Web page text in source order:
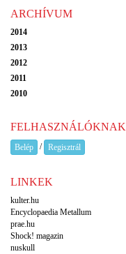
ARCHÍVUM
2014
2013
2012
2011
2010
FELHASZNÁLÓKNAK
Belép / Regisztrál
LINKEK
kulter.hu
Encyclopaedia Metallum
prae.hu
Shock! magazin
nuskull